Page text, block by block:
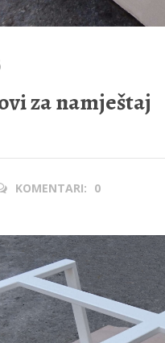
za namještaj
KOMENTARI: 0